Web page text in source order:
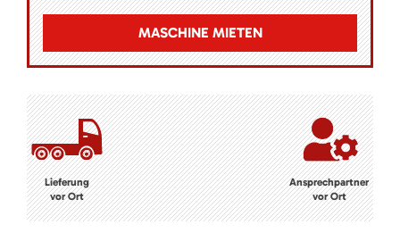
MASCHINE MIETEN
Lieferung
vor Ort
Ansprechpartner
vor Ort